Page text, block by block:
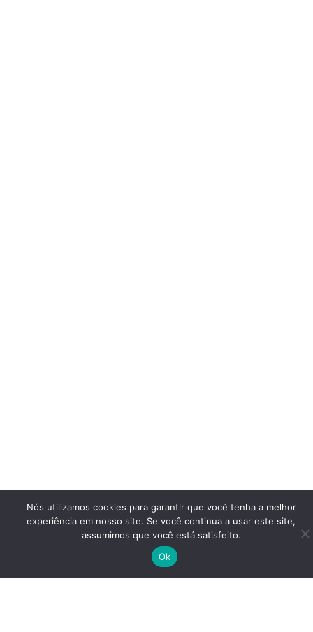
Nós utilizamos cookies para garantir que você tenha a melhor
experiência em nosso site. Se você continua a usar este site,
assumimos que você está satisfeito.
Ok